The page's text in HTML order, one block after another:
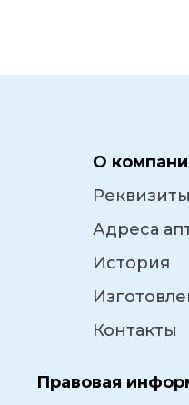
О
Адреса
История
Контакты
Правовая